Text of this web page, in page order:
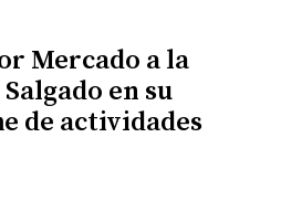
Mercado a la
en su
de actividades